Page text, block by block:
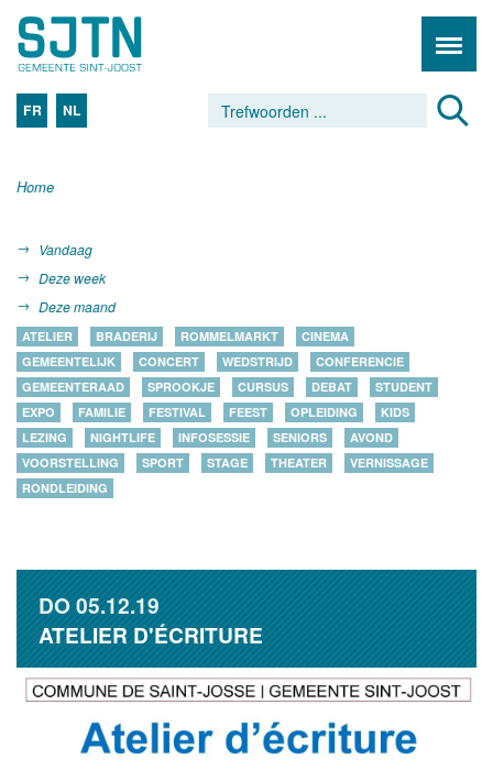
FR NL
Home
Vandaag
Deze week
Deze maand
ATELIER BRADERIJ ROMMELMARKT
CINEMA
GEMEENTELIJK
CONCERT WEDSTRIJD
CONFERENCIE
GEMEENTERAAD
SPROOKJE CURSUS DEBAT
STUDENT
EXPO
FAMILIE FESTIVAL FEEST OPLEIDING
KIDS
LEZING
NIGHTLIFE INFOSESSIE SENIORS
AVOND
VOORSTELLING
SPORT STAGE THEATER
VERNISSAGE
RONDLEIDING
DO05.12.19
ATELIER D'ÉCRITURE